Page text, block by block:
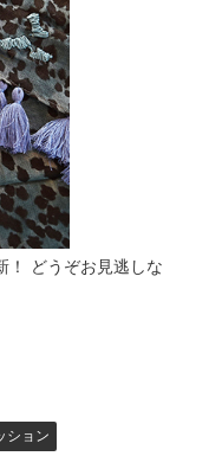
！ どうぞお見逃しな
ション